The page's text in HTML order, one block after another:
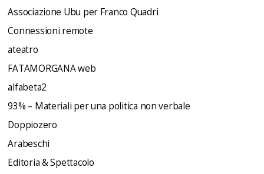
Associazione Ubu per Franco Quadri
Connessioni remote
ateatro
FATAMORGANA web
alfabeta2
93% – Materiali per una politica non verbale
Doppiozero
Arabeschi
Editoria & Spettacolo